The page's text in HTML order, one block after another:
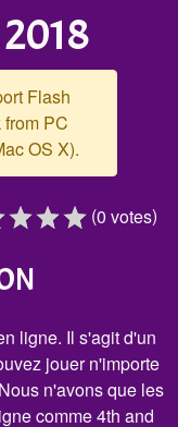
Flash
PC
OS X).
(0 votes)
ligne. Il s'agit d'un
jouer n'importe
n'avons que les
comme 4th and